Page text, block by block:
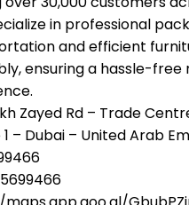
in professional
and efficient
ensuring a hassle-free
– Dubai – United Arab